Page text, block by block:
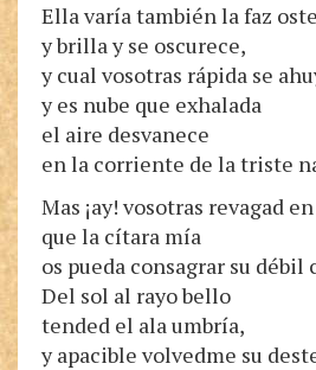
Ella varía también la faz
y brilla y se oscurece,
y cual vosotras rápida se
y es nube que exhalada
el aire desvanece
en la corriente de la triste
Mas ¡ay! vosotras revagad
que la cítara mía
os pueda consagrar su débil
Del sol al rayo bello
tended el ala umbría,
y apacible volvedme su